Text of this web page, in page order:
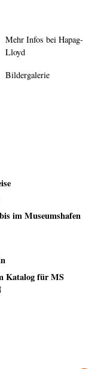
Mehr Infos bei Hapag-
Lloyd
Bildergalerie
im Museumshafen
Katalog für MS